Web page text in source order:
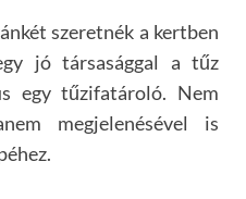
szeretnék a kertben
jó társasággal a tűz
egy tűzifatároló. Nem
megjelenésével is